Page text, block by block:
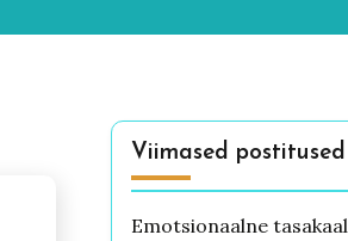
Viimased postitused
Emotsionaalne